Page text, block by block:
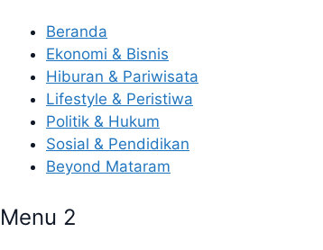
Beranda
Ekonomi & Bisnis
Hiburan & Pariwisata
Lifestyle & Peristiwa
Politik & Hukum
Sosial & Pendidikan
Beyond Mataram
Menu 2